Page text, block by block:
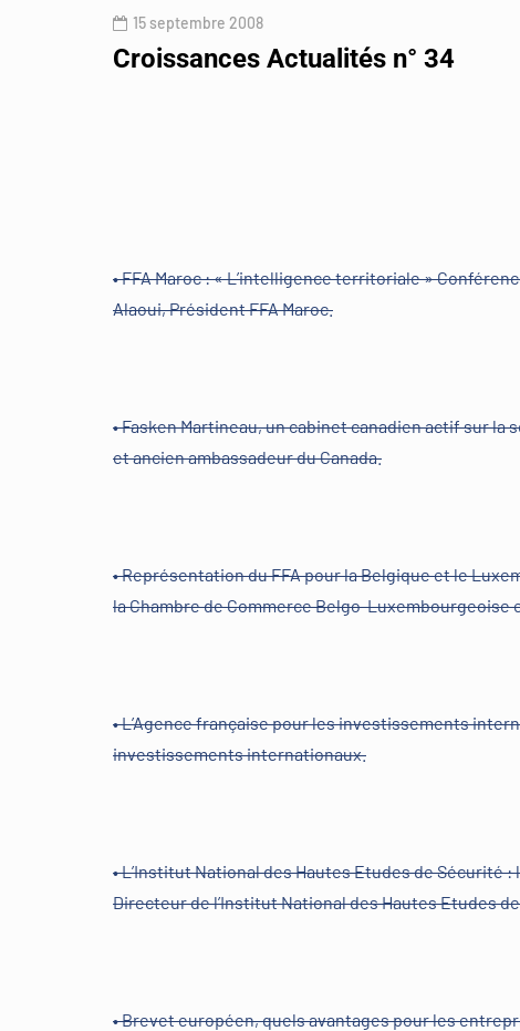
15 septembre 2008
Croissances Actualités n° 34
• FFA Maroc : « L’intelligence territoriale »
Alaoui, Président FFA Maroc.
• Fasken Martineau, un cabinet canadien actif sur
et ancien ambassadeur du Canada.
• Représentation du FFA pour la Belgique et le
la Chambre de Commerce Belgo-Luxembourgeoise
• L’Agence française pour les investissements
investissements internationaux.
• L’Institut National des Hautes Etudes de Sécurité
Directeur de l’Institut National des Hautes Etudes
• Brevet européen, quels avantages pour les